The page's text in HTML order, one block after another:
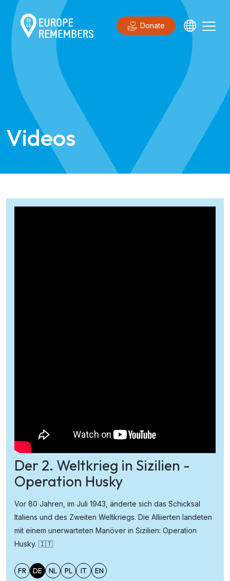
Donate
Videos
Der 2. Weltkrieg in Sizilien -
Operation Husky
Vor 80 Jahren, im Juli 1943, änderte sich das Schicksal
Italiens und des Zweiten Weltkriegs. Die Alliierten landeten
mit einem unerwarteten Manöver in Sizilien: Operation
Husky. 🇮🇹
FR DE NL PL IT EN